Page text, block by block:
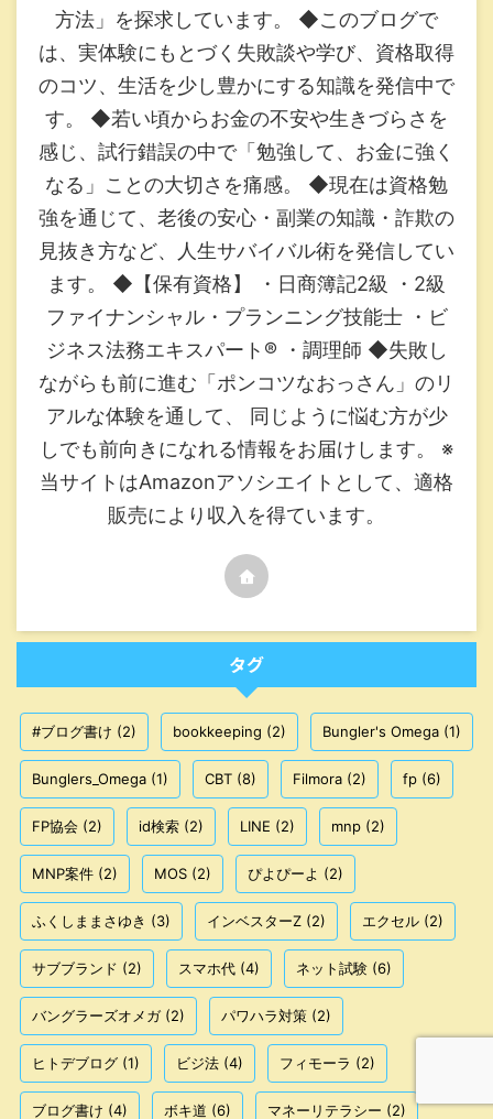
方法」を探求しています。 ◆このブログで
は、実体験にもとづく失敗談や学び、資格取得
のコツ、生活を少し豊かにする知識を発信中で
す。 ◆若い頃からお金の不安や生きづらさを
感じ、試行錯誤の中で「勉強して、お金に強く
なる」ことの大切さを痛感。 ◆現在は資格勉
強を通じて、老後の安心・副業の知識・詐欺の
見抜き方など、人生サバイバル術を発信してい
ます。 ◆【保有資格】 ・日商簿記2級 ・2級
ファイナンシャル・プランニング技能士 ・ビ
ジネス法務エキスパート®︎ ・調理師 ◆失敗し
ながらも前に進む「ポンコツなおっさん」のリ
アルな体験を通して、 同じように悩む方が少
しでも前向きになれる情報をお届けします。 ※
当サイトはAmazonアソシエイトとして、適格
販売により収入を得ています。
タグ
#ブログ書け (2) bookkeeping (2) Bungler's Omega (1)
Bunglers_Omega (1) CBT (8) Filmora (2) fp (6)
FP協会 (2) id検索 (2) LINE (2) mnp (2)
MNP案件 (2) MOS (2) ぴよぴーよ (2)
ふくしままさゆき (3) インベスターZ (2) エクセル (2)
サブブランド (2) スマホ代 (4) ネット試験 (6)
バングラーズオメガ(2) パワハラ対策 (2)
ヒトデブログ (1) ビジ法 (4) フィモーラ (2)
ブログ書け (4) ボキ道 (6) マネーリテラシー (2)